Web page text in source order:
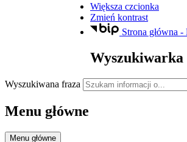
Większa czcionka
Zmień kontrast
Strona główna
Wyszukiwarka
Wyszukiwana fraza
Menu główne
Menu główne